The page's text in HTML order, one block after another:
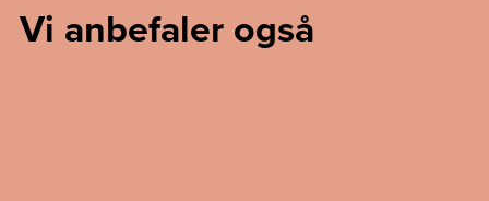
Vi anbefaler også